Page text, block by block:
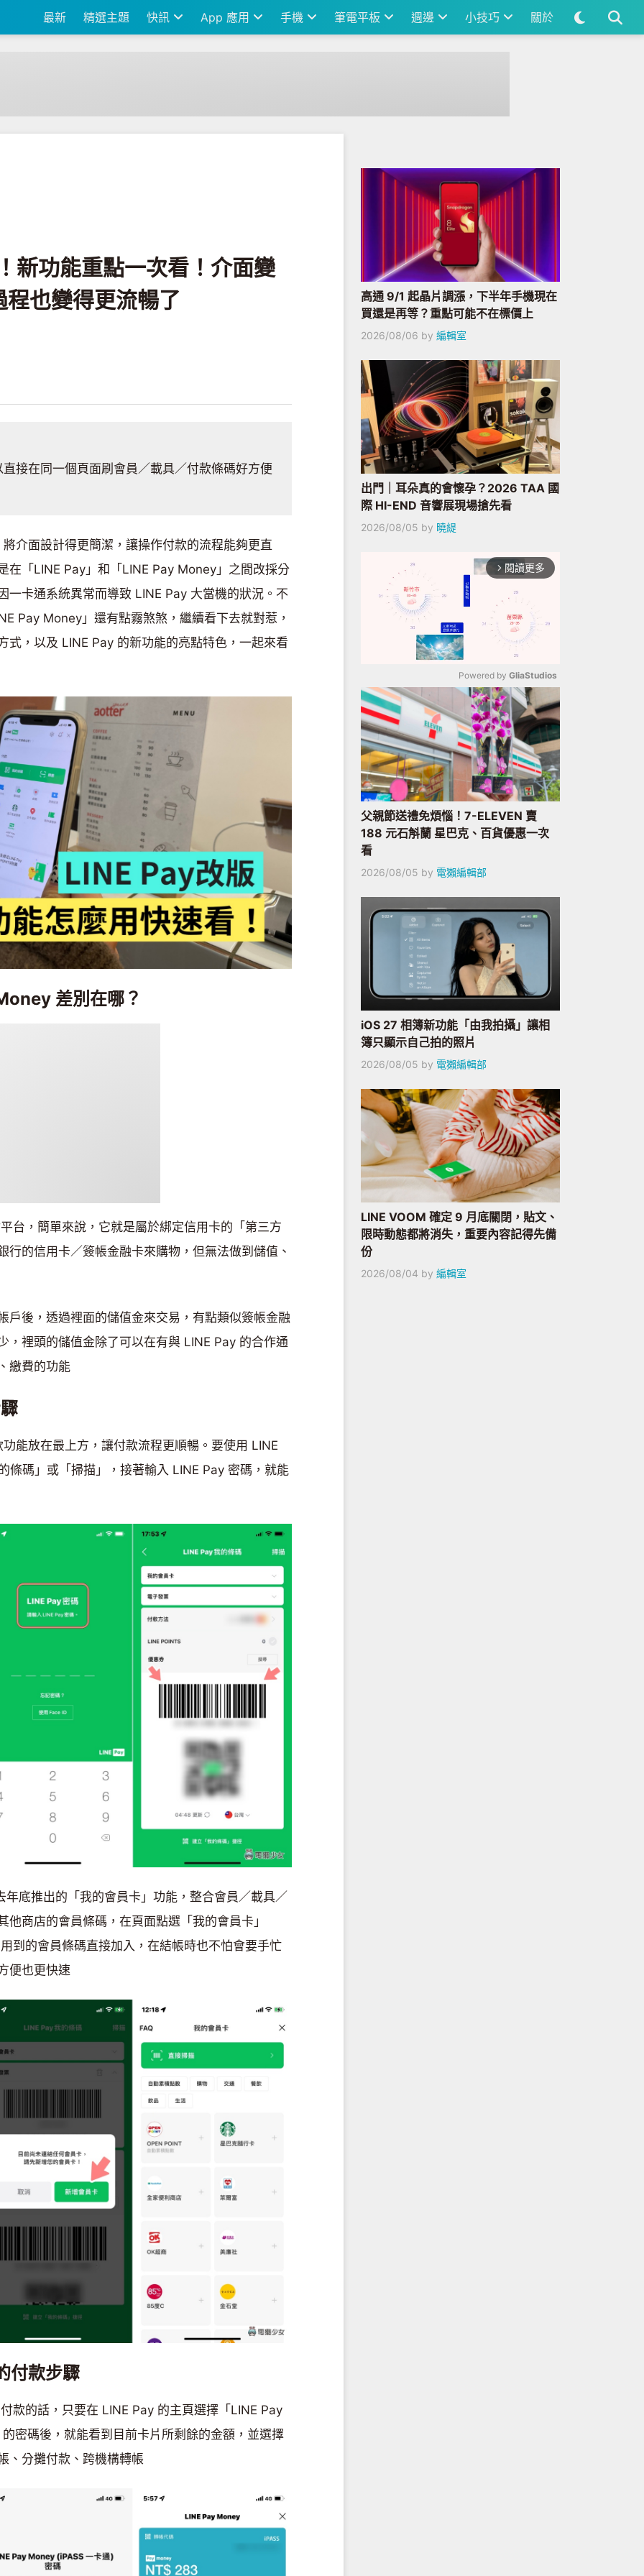
最新 精選主題 快訊 App 應用 手機 筆電平板 週邊 小技巧 關於
新功能重點一次看！介面變
也變得更流暢了
接在同一個頁面刷會員／載具／付款條碼好方便
將介面設計得更簡潔，讓操作付款的流程能夠更直
在「LINE Pay」和「LINE Pay Money」之間改採分
一卡通系統異常而導致 LINE Pay 大當機的狀況。不
Pay Money」還有點霧煞煞，繼續看下去就對惹，
式，以及 LINE Pay 的新功能的亮點特色，一起來看
差別在哪？
台，簡單來說，它就是屬於綁定信用卡的「第三方
行的信用卡／簽帳金融卡來購物，但無法做到儲值、
戶後，透過裡面的儲值金來交易，有點類似簽帳金融
，裡頭的儲值金除了可以在有與 LINE Pay 的合作通
繳費的功能
能放在最上方，讓付款流程更順暢。要使用 LINE
條碼」或「掃描」，接著輸入 LINE Pay 密碼，就能
底推出的「我的會員卡」功能，整合會員／載具／
商店的會員條碼，在頁面點選「我的會員卡」
到的會員條碼直接加入，在結帳時也不怕會要手忙
便也更快速
付款步驟
款的話，只要在 LINE Pay 的主頁選擇「LINE Pay
密碼後，就能看到目前卡片所剩餘的金額，並選擇
、分攤付款、跨機構轉帳
高通 9/1 起晶片調漲，下半年手機現在
買還是再等？重點可能不在標價上
2026/08/06 by 編輯室
出門｜耳朵真的會懷孕？2026 TAA 國
際 HI-END 音響展現場搶先看
2026/08/05 by 曉緹
arrow_forward_ios 閱讀更多
Mute
Powered by GliaStudios
父親節送禮免煩惱！7-ELEVEN 賣
188 元石斛蘭 星巴克、百貨優惠一次
看
2026/08/05 by 電獺編輯部
iOS 27 相簿新功能「由我拍攝」讓相
簿只顯示自己拍的照片
2026/08/05 by 電獺編輯部
LINE VOOM 確定 9 月底關閉，貼文、
限時動態都將消失，重要內容記得先備
份
2026/08/04 by 編輯室